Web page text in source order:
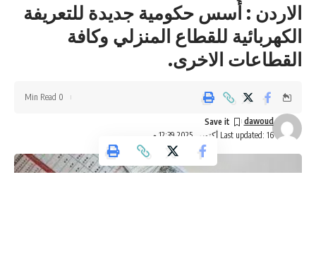
الاردن : أُسس حكومية جديدة للتعريفة
الكهربائية للقطاع المنزلي وكافة
القطاعات الاخرى.
Last updated: 16 أكتوبر، 2025 12:39 م
dawoud
0 Min Read